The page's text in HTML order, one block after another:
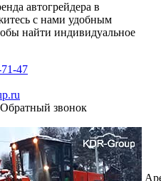
автогрейдера в
с нами удобным
найти индивидуальное
47
Обратный звонок